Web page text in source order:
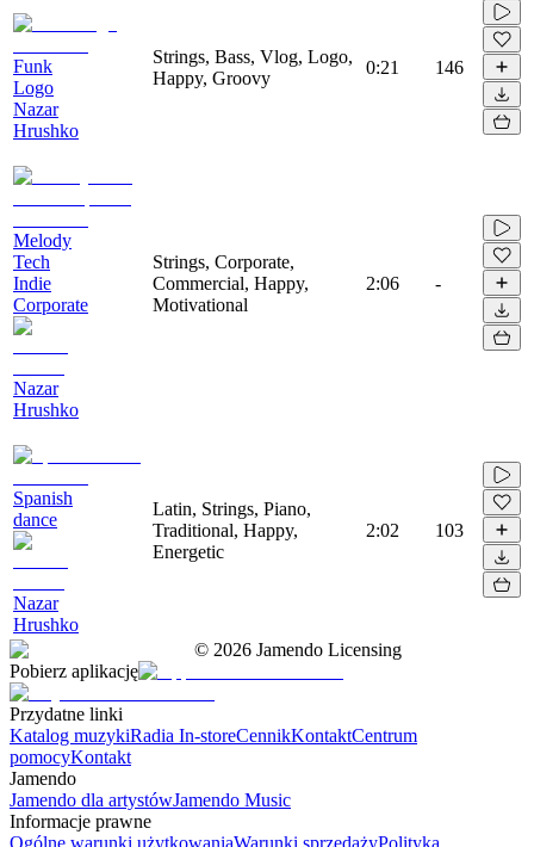
Funk
Logo
Nazar
Hrushko
Strings, Bass, Vlog, Logo,
Happy, Groovy
0:21 146
Melody
Tech
Indie
Corporate
Nazar
Hrushko
Strings, Corporate,
Commercial, Happy,
Motivational
2:06 -
Spanish
dance
Nazar
Hrushko
Latin, Strings, Piano,
Traditional, Happy,
Energetic
2:02 103
© 2026 Jamendo Licensing
Pobierz aplikację
Przydatne linki
Katalog muzykiRadia In-storeCennikKontaktCentrum
pomocyKontakt
Jamendo
Jamendo dla artystówJamendo Music
Informacje prawne
Ogólne warunki użytkowaniaWarunki sprzedażyPolityka